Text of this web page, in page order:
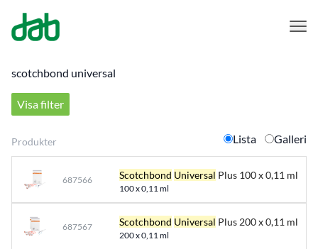
DAB Dental
Visa filter
Produkter Lista Galleri
687566 Scotchbond Universal Plus 100 x 0,11 ml
100 x 0,11 ml
687567 Scotchbond Universal Plus 200 x 0,11 ml
200 x 0,11 ml